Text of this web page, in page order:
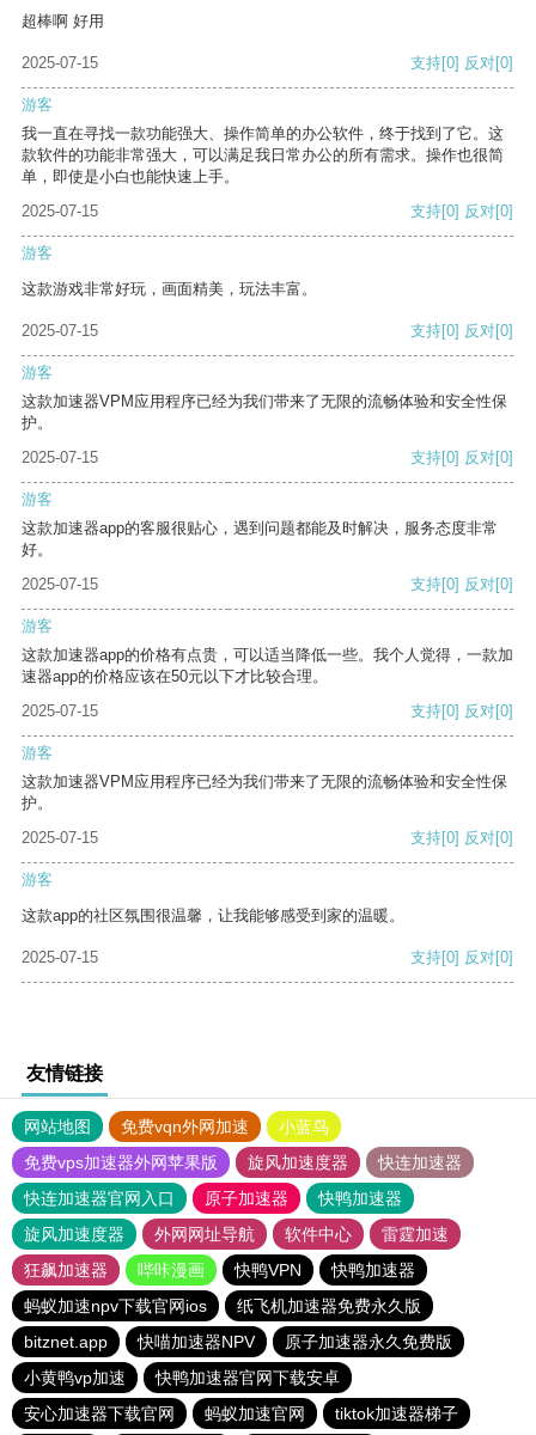
超棒啊 好用
2025-07-15 支持[0] 反对[0]
游客
我一直在寻找一款功能强大、操作简单的办公软件，终于找到了它。这
款软件的功能非常强大，可以满足我日常办公的所有需求。操作也很简
单，即使是小白也能快速上手。
2025-07-15
支持[0] 反对[0]
游客
这款游戏非常好玩，画面精美，玩法丰富。
2025-07-15 支持[0] 反对[0]
游客
这款加速器VPM应用程序已经为我们带来了无限的流畅体验和安全性保
护。
2025-07-15
支持[0] 反对[0]
游客
这款加速器app的客服很贴心，遇到问题都能及时解决，服务态度非常
好。
2025-07-15
支持[0] 反对[0]
游客
这款加速器app的价格有点贵，可以适当降低一些。我个人觉得，一款加
速器app的价格应该在50元以下才比较合理。
2025-07-15
支持[0] 反对[0]
游客
这款加速器VPM应用程序已经为我们带来了无限的流畅体验和安全性保
护。
2025-07-15
支持[0] 反对[0]
游客
这款app的社区氛围很温馨，让我能够感受到家的温暖。
2025-07-15 支持[0] 反对[0]
友情链接
网站地图 免费vqn外网加速
小蓝鸟
免费vps加速器外网苹果版
旋风加速度器
快连加速器
快连加速器官网入口
原子加速器
快鸭加速器
旋风加速度器
外网网址导航 软件中心
雷霆加速
狂飙加速器
哔咔漫画 快鸭VPN
快鸭加速器
蚂蚁加速npv下载官网ios
纸飞机加速器免费永久版
bitznet.app
快喵加速器NPV
原子加速器永久免费版
小黄鸭vp加速
快鸭加速器官网下载安卓
安心加速器下载官网
蚂蚁加速官网 tiktok加速器梯子